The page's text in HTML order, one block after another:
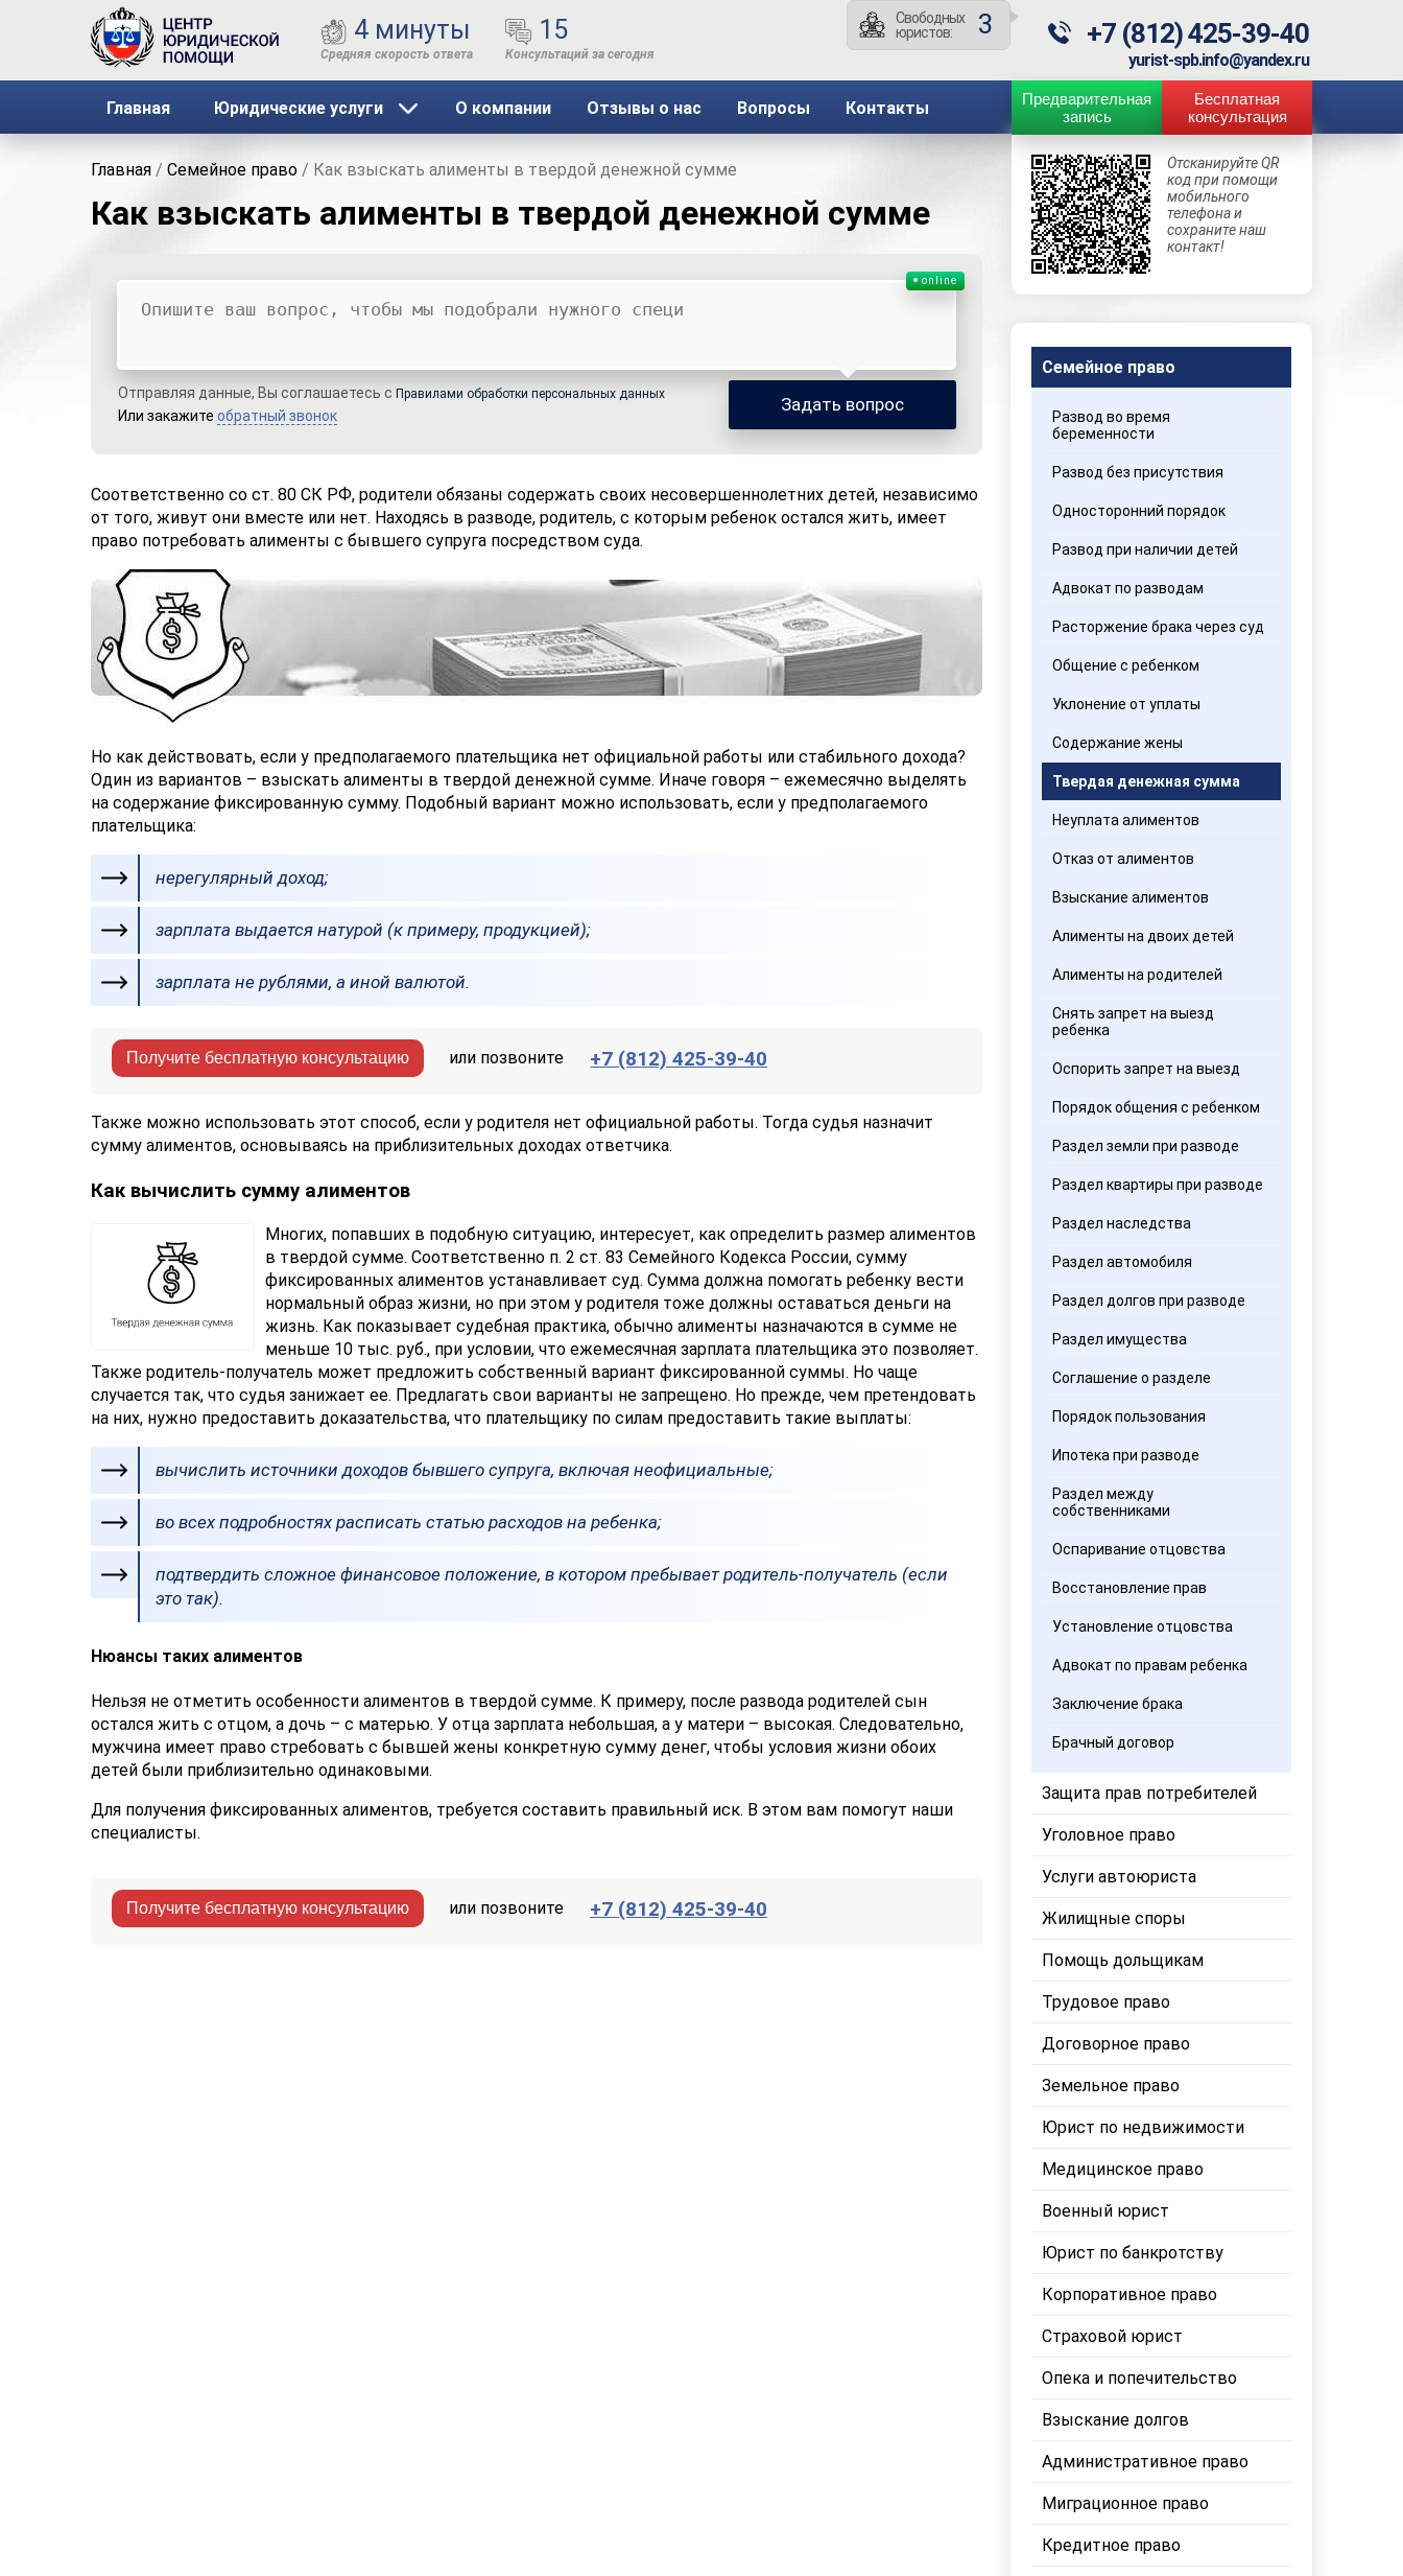
4 минуты 15
Свободных
юристов:
3 +7 (812) 425-39-40
yurist-spb.info@yandex.ru
Главная Юридические услуги О компании Отзывы о нас Вопросы Контакты
Предварительная
запись
Бесплатная
консультация
Главная / Семейное право / Как взыскать алименты в твердой денежной сумме
Как взыскать алименты в твердой денежной сумме
online
Отправляя данные, Вы соглашаетесь с Правилами обработки персональных данных
Или закажите обратный звонок
Задать вопрос
Соответственно со ст. 80 СК РФ, родители обязаны содержать своих несовершеннолетних детей, независимо
от того, живут они вместе или нет. Находясь в разводе, родитель, с которым ребенок остался жить, имеет
право потребовать алименты с бывшего супруга посредством суда.
Но как действовать, если у предполагаемого плательщика нет официальной работы или стабильного дохода?
Один из вариантов – взыскать алименты в твердой денежной сумме. Иначе говоря – ежемесячно выделять
на содержание фиксированную сумму. Подобный вариант можно использовать, если у предполагаемого
плательщика:
нерегулярный доход;
зарплата выдается натурой (к примеру, продукцией);
зарплата не рублями, а иной валютой.
Получите бесплатную консультацию или позвоните +7 (812) 425-39-40
Также можно использовать этот способ, если у родителя нет официальной работы. Тогда судья назначит
сумму алиментов, основываясь на приблизительных доходах ответчика.
Как вычислить сумму алиментов
Многих, попавших в подобную ситуацию, интересует, как определить размер алиментов
в твердой сумме. Соответственно п. 2 ст. 83 Семейного Кодекса России, сумму
фиксированных алиментов устанавливает суд. Сумма должна помогать ребенку вести
нормальный образ жизни, но при этом у родителя тоже должны оставаться деньги на
жизнь. Как показывает судебная практика, обычно алименты назначаются в сумме не
меньше 10 тыс. руб., при условии, что ежемесячная зарплата плательщика это позволяет.
Также родитель-получатель может предложить собственный вариант фиксированной суммы. Но чаще
случается так, что судья занижает ее. Предлагать свои варианты не запрещено. Но прежде, чем претендовать
на них, нужно предоставить доказательства, что плательщику по силам предоставить такие выплаты:
вычислить источники доходов бывшего супруга, включая неофициальные;
во всех подробностях расписать статью расходов на ребенка;
подтвердить сложное финансовое положение, в котором пребывает родитель-получатель (если
это так).
Нюансы таких алиментов
Нельзя не отметить особенности алиментов в твердой сумме. К примеру, после развода родителей сын
остался жить с отцом, а дочь – с матерью. У отца зарплата небольшая, а у матери – высокая. Следовательно,
мужчина имеет право стребовать с бывшей жены конкретную сумму денег, чтобы условия жизни обоих
детей были приблизительно одинаковыми.
Для получения фиксированных алиментов, требуется составить правильный иск. В этом вам помогут наши
специалисты.
Получите бесплатную консультацию или позвоните +7 (812) 425-39-40
Отсканируйте QR
код при помощи
мобильного
телефона и
сохраните наш
контакт!
Семейное право
Развод во время
беременности
Развод без присутствия
Односторонний порядок
Развод при наличии детей
Адвокат по разводам
Расторжение брака через суд
Общение с ребенком
Уклонение от уплаты
Содержание жены
Твердая денежная сумма
Неуплата алиментов
Отказ от алиментов
Взыскание алиментов
Алименты на двоих детей
Алименты на родителей
Снять запрет на выезд
ребенка
Оспорить запрет на выезд
Порядок общения с ребенком
Раздел земли при разводе
Раздел квартиры при разводе
Раздел наследства
Раздел автомобиля
Раздел долгов при разводе
Раздел имущества
Соглашение о разделе
Порядок пользования
Ипотека при разводе
Раздел между
собственниками
Оспаривание отцовства
Восстановление прав
Установление отцовства
Адвокат по правам ребенка
Заключение брака
Брачный договор
Защита прав потребителей
Уголовное право
Услуги автоюриста
Жилищные споры
Помощь дольщикам
Трудовое право
Договорное право
Земельное право
Юрист по недвижимости
Медицинское право
Военный юрист
Юрист по банкротству
Корпоративное право
Страховой юрист
Опека и попечительство
Взыскание долгов
Административное право
Миграционное право
Кредитное право